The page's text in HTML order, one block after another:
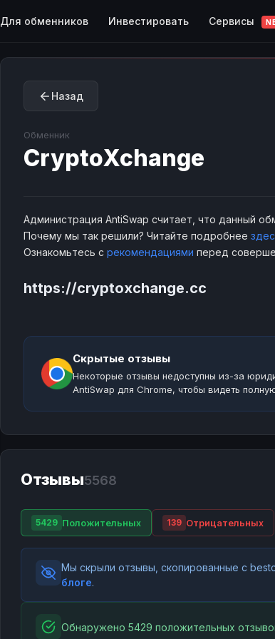
Для обменников Инвестировать Сервисы
Назад
Обменник
CryptoXchange
Администрация AntiSwap считает, что данный
Почему мы так решили? Читайте подробнее
Ознакомьтесь с рекомендациями перед
https://cryptoxchange.cc
Скрытые отзывы
Некоторые отзывы недоступны из-за
AntiSwap для Chrome, чтобы видеть
Отзывы5568
5429 Положительных 139 Отрицательных
Мы скрыли отзывы, скопированные с
блоге.
Обнаружено 5429 положительных